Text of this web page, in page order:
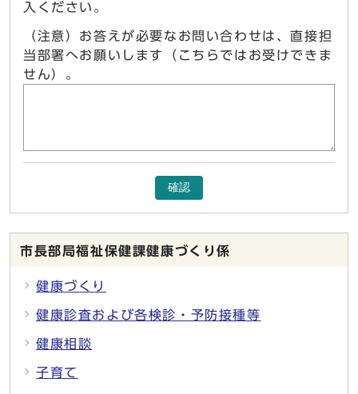
入ください。
（注意）お答えが必要なお問い合わせは、直接担
当部署へお願いします（こちらではお受けできま
せん）。
確認
市長部局福祉保健課健康づくり係
健康づくり
健康診査および各検診・予防接種等
健康相談
子育て